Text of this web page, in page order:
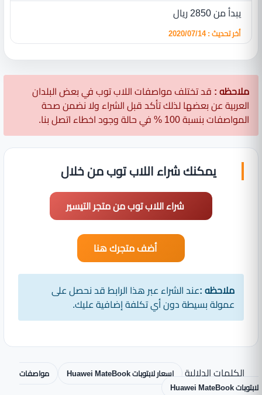
يبدأ من 2850 ريال
أخر تحديث : 2020/07/14
ملاحظه : قد تختلف مواصفات اللاب توب في بعض البلدان
العربية عن بعضها لذلك تأكد قبل الشراء ولا نضمن صحة
المواصفات بنسبة 100 % في حالة وجود اخطاء اتصل بنا.
يمكنك شراء اللاب توب من خلال
شراء اللاب توب من متجر التيسير
أضف متجرك هنا
ملاحظه :عند الشراء عبر هذا الرابط قد نحصل على
عمولة بسيطة دون أي تكلفة إضافية عليك.
الكلمات الدلالية اسعار لابتوبات Huawei MateBook
مواصفات
لابتوبات Huawei MateBook